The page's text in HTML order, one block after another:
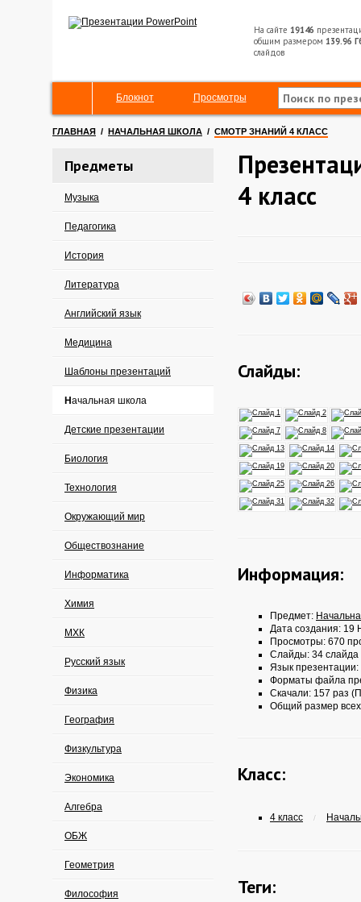
На сайте 19146
общим размером 139.96
слайдов
Блокнот Просмотры
ГЛАВНАЯ / НАЧАЛЬНАЯ ШКОЛА / СМОТР ЗНАНИЙ 4 КЛАСС
Предметы
Музыка
Педагогика
История
Литература
Английский язык
Медицина
Шаблоны презентаций
Начальная школа
Детские презентации
Биология
Технология
Окружающий мир
Обществознание
Информатика
Химия
МХК
Русский язык
Физика
География
Физкультура
Экономика
Алгебра
ОБЖ
Геометрия
Философия
4 класс
Слайды:
Информация:
Предмет:
Дата создания: 19
Просмотры: 670
Слайды: 34 слайда
Язык презентации:
Форматы файла
Скачали: 157 раз
Общий размер
Класс:
4 класс /
Теги: